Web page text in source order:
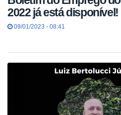
2022 já está disponível!
09/01/2023 - 08:41